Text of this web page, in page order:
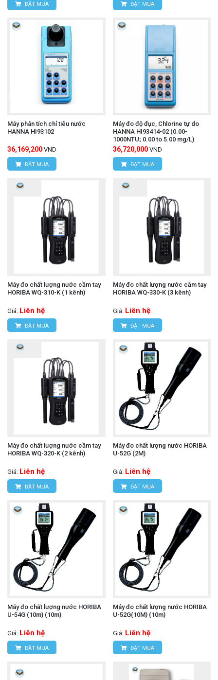
ĐẶT MUA ĐẶT MUA
Máy phân tích chỉ tiêu nước
HANNA HI93102
36,169,200 VND
ĐẶT MUA
Máy đo độ đục, Chlorine tự do
HANNA HI93414-02 (0.00-
1000NTU; 0.00 to 5.00 mg/L)
36,720,000 VND
ĐẶT MUA
Máy đo chất lượng nước cầm tay
HORIBA WQ-310-K (1 kênh)
Giá: Liên hệ
ĐẶT MUA
Máy đo chất lượng nước cầm tay
HORIBA WQ-330-K (3 kênh)
Giá: Liên hệ
ĐẶT MUA
Máy đo chất lượng nước cầm tay
HORIBA WQ-320-K (2 kênh)
Giá: Liên hệ
ĐẶT MUA
Máy đo chất lượng nước HORIBA
U-52G (2M)
Giá: Liên hệ
ĐẶT MUA
Máy đo chất lượng nước HORIBA
U-54G (10m) (10m)
Giá: Liên hệ
ĐẶT MUA
Máy đo chất lượng nước HORIBA
U-52G(10M) (10m)
Giá: Liên hệ
ĐẶT MUA